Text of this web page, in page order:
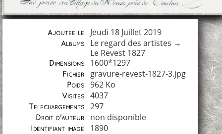
Ajoutée le Jeudi 18 Juillet 2019
Albums Le regard des artistes →
Le Revest 1827
Dimensions 1600*1297
Fichier gravure-revest-1827-3.jpg
Poids 962 Ko
Visites 4037
Téléchargements 297
Droit d'auteur non disponible
Identifiant image 1890